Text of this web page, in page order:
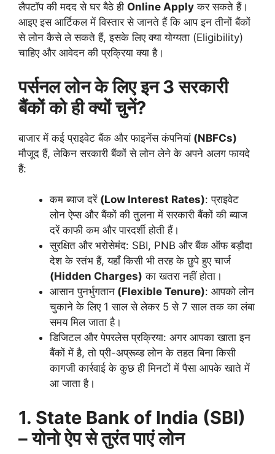
लैपटॉप की मदद से घर बैठे ही Online Apply कर सकते हैं।
आइए इस आर्टिकल में विस्तार से जानते हैं कि आप इन तीनों बैंकों
से लोन कैसे ले सकते हैं, इसके लिए क्या योग्यता (Eligibility)
चाहिए और आवेदन की प्रक्रिया क्या है।
पर्सनल लोन के लिए इन 3 सरकारी
बैंकों को ही क्यों चुनें?
बाजार में कई प्राइवेट बैंक और फाइनेंस कंपनियां (NBFCs)
मौजूद हैं, लेकिन सरकारी बैंकों से लोन लेने के अपने अलग फायदे
हैं:
कम ब्याज दरें (Low Interest Rates): प्राइवेट
लोन ऐप्स और बैंकों की तुलना में सरकारी बैंकों की ब्याज
दरें काफी कम और पारदर्शी होती हैं।
सुरक्षित और भरोसेमंद: SBI, PNB और बैंक ऑफ बड़ौदा
देश के स्तंभ हैं, यहाँ किसी भी तरह के छुपे हुए चार्ज
(Hidden Charges) का खतरा नहीं होता।
आसान पुनर्भुगतान (Flexible Tenure): आपको लोन
चुकाने के लिए 1 साल से लेकर 5 से 7 साल तक का लंबा
समय मिल जाता है।
डिजिटल और पेपरलेस प्रक्रिया: अगर आपका खाता इन
बैंकों में है, तो प्री-अप्रूव्ड लोन के तहत बिना किसी
कागजी कार्रवाई के कुछ ही मिनटों में पैसा आपके खाते में
आ जाता है।
1. State Bank of India (SBI)
– योनो ऐप से तुरंत पाएं लोन